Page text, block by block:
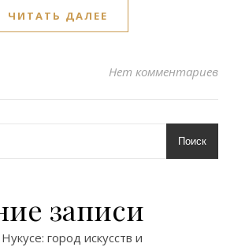
ЧИТАТЬ ДАЛЕЕ
Нет комментариев
Поиск
записи
город искусств и